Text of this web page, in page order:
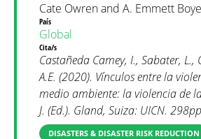
Cate Owren and A. Emmett
País
Global
Cita/s
Castañeda Camey, I., Sabater, L.,
A.E. (2020). Vínculos entre la
medio ambiente: la violencia de
J. (Ed.). Gland, Suiza: UICN.
DISASTERS & DISASTER RISK REDUCTION